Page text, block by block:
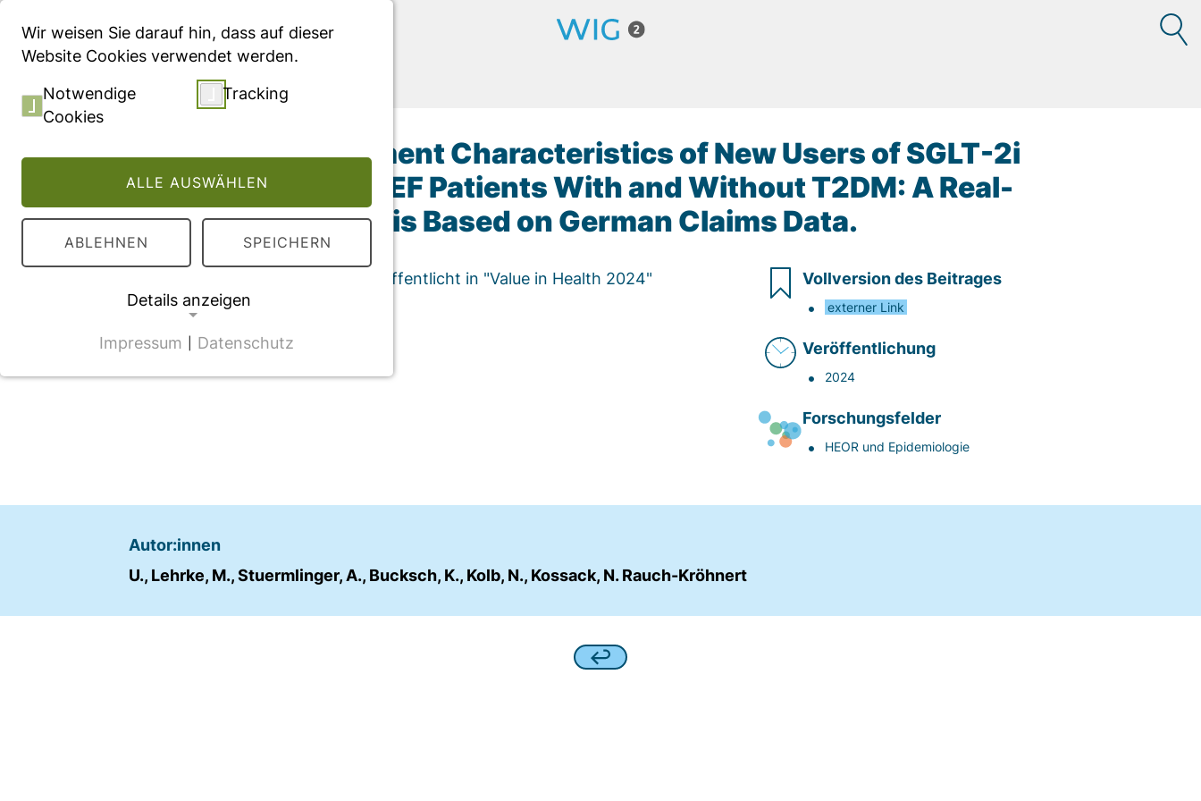
Menü
Publikationen
Patient and Treatment Characteristics of New Users of SGLT-2i
and/or ARNi in HFrEF Patients With and Without T2DM: A Real-
World Data Analysis Based on German Claims Data.
Konferenzabstract für ISPOR, veröffentlicht in "Value in Health 2024" Vollversion des Beitrages
externer Link
Veröffentlichung
2024
Forschungsfelder
HEOR und Epidemiologie
Autor:innen
U., Lehrke, M., Stuermlinger, A., Bucksch, K., Kolb, N., Kossack, N. Rauch-Kröhnert
Wir weisen Sie darauf hin, dass auf dieser
Website Cookies verwendet werden.
Notwendige
Cookies
Tracking
ALLE AUSWÄHLEN
ABLEHNEN SPEICHERN
Details anzeigen
NOTWENDIGE COOKIES
Frontend Benutzer
Identifizierung
Cookie
Impressum Datenschutz